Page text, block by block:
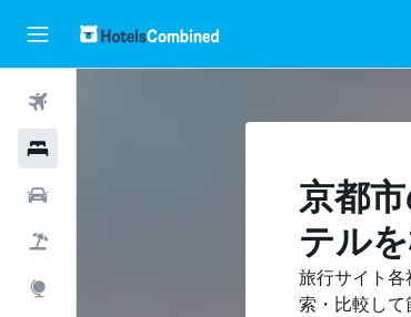
京都
テル​
旅行サイト
索・比較して